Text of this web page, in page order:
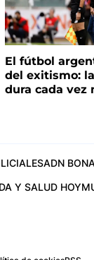
El fútbol
del exitismo:
dura cada vez
ADN
Y SALUD HOY